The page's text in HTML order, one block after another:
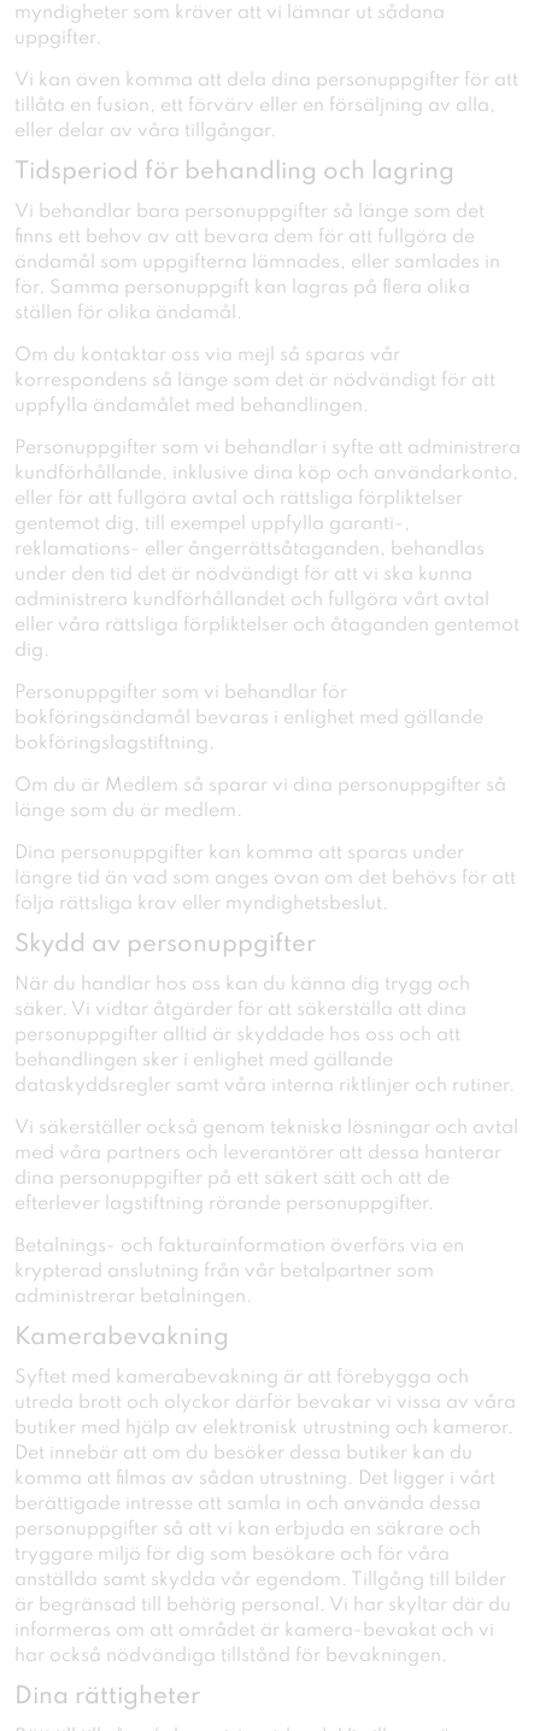
myndigheter som kräver att vi lämnar ut sådana
uppgifter.
Vi kan även komma att dela dina personuppgifter för att
tillåta en fusion, ett förvärv eller en försäljning av alla,
eller delar av våra tillgångar.
Tidsperiod för behandling och lagring
Vi behandlar bara personuppgifter så länge som det
finns ett behov av att bevara dem för att fullgöra de
ändamål som uppgifterna lämnades, eller samlades in
för. Samma personuppgift kan lagras på flera olika
ställen för olika ändamål.
Om du kontaktar oss via mejl så sparas vår
korrespondens så länge som det är nödvändigt för att
uppfylla ändamålet med behandlingen.
Personuppgifter som vi behandlar i syfte att administrera
kundförhållande, inklusive dina köp och användarkonto,
eller för att fullgöra avtal och rättsliga förpliktelser
gentemot dig, till exempel uppfylla garanti-,
reklamations- eller ångerrättsåtaganden, behandlas
under den tid det är nödvändigt för att vi ska kunna
administrera kundförhållandet och fullgöra vårt avtal
eller våra rättsliga förpliktelser och åtaganden gentemot
dig.
Personuppgifter som vi behandlar för
bokföringsändamål bevaras i enlighet med gällande
bokföringslagstiftning.
Om du är Medlem så sparar vi dina personuppgifter så
länge som du är medlem.
Dina personuppgifter kan komma att sparas under
längre tid än vad som anges ovan om det behövs för att
följa rättsliga krav eller myndighetsbeslut.
Skydd av personuppgifter
När du handlar hos oss kan du känna dig trygg och
säker. Vi vidtar åtgärder för att säkerställa att dina
personuppgifter alltid är skyddade hos oss och att
behandlingen sker i enlighet med gällande
dataskyddsregler samt våra interna riktlinjer och rutiner.
Vi säkerställer också genom tekniska lösningar och avtal
med våra partners och leverantörer att dessa hanterar
dina personuppgifter på ett säkert sätt och att de
efterlever lagstiftning rörande personuppgifter.
Betalnings- och fakturainformation överförs via en
krypterad anslutning från vår betalpartner som
administrerar betalningen.
Kamerabevakning
Syftet med kamerabevakning är att förebygga och
utreda brott och olyckor därför bevakar vi vissa av våra
butiker med hjälp av elektronisk utrustning och kameror.
Det innebär att om du besöker dessa butiker kan du
komma att filmas av sådan utrustning. Det ligger i vårt
berättigade intresse att samla in och använda dessa
personuppgifter så att vi kan erbjuda en säkrare och
tryggare miljö för dig som besökare och för våra
anställda samt skydda vår egendom. Tillgång till bilder
är begränsad till behörig personal. Vi har skyltar där du
informeras om att området är kamera-bevakat och vi
har också nödvändiga tillstånd för bevakningen.
Dina rättigheter